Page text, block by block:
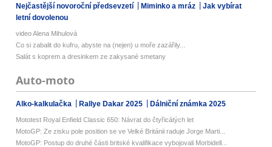
Nejčastější novoroční předsevzetí Miminko a mráz
Jak vybírat
letní dovolenou
video Alena Mihulová
Co si zabalit do kufru, abyste na (nejen) u moře zazářily...
Salát s koprem a dresinkem ze zakysané smetany
Auto-moto
Alko-kalkulačka Rallye Dakar 2025 Dálniční známka 2025
Mototest Royal Enfield Classic 650: Návrat do čtyřicátých let
MotoGP: Ze zisku pole position se ve Velké Británii raduje Jorge Marti...
MotoGP: Postup do druhé části britské kvalifikace vybojovali Morbidell...